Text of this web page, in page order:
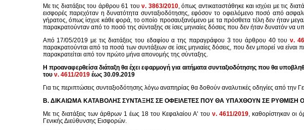
Με τις διατάξεις του άρθρου 61 τουν. 3863/2010, όπως αντικαταστάθηκε και ισχύει με τις
εισφορές παρεχόταν η δυνατότητα συνταξιοδότησης, εφόσον το οφειλόμενο ποσό από
γήρατος, όπως ίσχυε κάθε φορά, το οποίο προσαυξανόμενο με τα πρόσθετα τέλη δεν ήταν
παρακρατούνταν από το ποσό της σύνταξης σε ίσες μηνιαίες δόσεις που δεν ήταν δυνατόν να
Από 17/05/2019 με τις διατάξεις του εδαφίου α της παραγράφου 3 του άρθρου 40 του ν.
παρακρατούνται από τα ποσά των συντάξεων σε ίσες μηνιαίες δόσεις, που δεν μπορεί να είναι
παρακρατείται από τον πρώτο μήνα απονομής της σύνταξης.
Η προαναφερθείσα διάταξη θα έχει εφαρμογή για αιτήματα συνταξιοδότησης που θα
του ν. 4611/2019έως 30.09.2019
Για τις περιπτώσεις συνταξιοδότησης λόγω αναπηρίας θα δοθούν αναλυτικές οδηγίες από την
Β. ΔΙΚΑΙΩΜΑ ΚΑΤΑΒΟΛΗΣ ΣΥΝΤΑΞΗΣ ΣΕ ΟΦΕΙΛΕΤΕΣ ΠΟΥ ΘΑ ΥΠΑΧΘΟΥΝ ΣΕ ΡΥΘΜΙΣΗ
Με τις διατάξεις των άρθρων 1 έως 18 του Κεφαλαίου Α' του ν. 4611/2019, καθορίστηκαν οι
Γενικής Διεύθυνσης Εισφορών.